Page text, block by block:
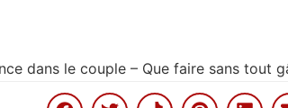
dans le couple – Que faire sans tout